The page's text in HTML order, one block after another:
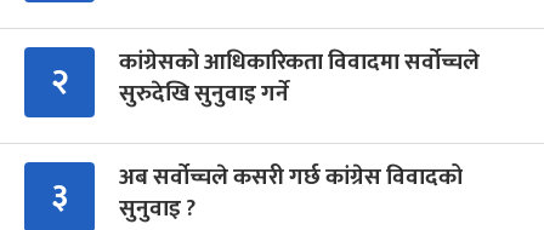
२
कांग्रेसको आधिकारिकता विवादमा सर्वोच्चले
सुरुदेखि सुनुवाइ गर्ने
३
अब सर्वोच्चले कसरी गर्छ कांग्रेस विवादको
सुनुवाइ ?